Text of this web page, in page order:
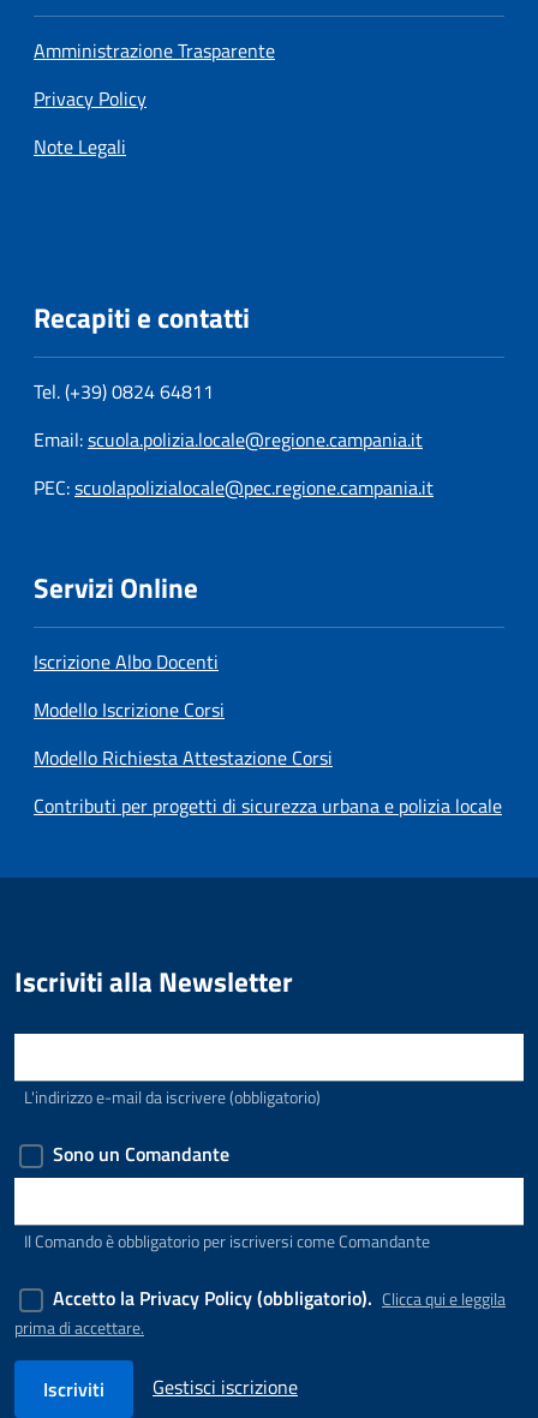
Amministrazione Trasparente
Privacy Policy
Note Legali
Recapiti e contatti
Tel. (+39) 0824 64811
Email:scuola.polizia.locale@regione.campania.it
PEC:scuolapolizialocale@pec.regione.campania.it
Servizi Online
Iscrizione Albo Docenti
Modello Iscrizione Corsi
Modello Richiesta Attestazione Corsi
Contributi per progetti di sicurezza urbana e polizia locale
Iscriviti alla Newsletter
L'indirizzo e-mail da iscrivere (obbligatorio)
Sono un Comandante
Il Comando è obbligatorio per iscriversi come Comandante
Accetto la Privacy Policy (obbligatorio). Clicca qui e leggila
prima di accettare.
Gestisci iscrizione